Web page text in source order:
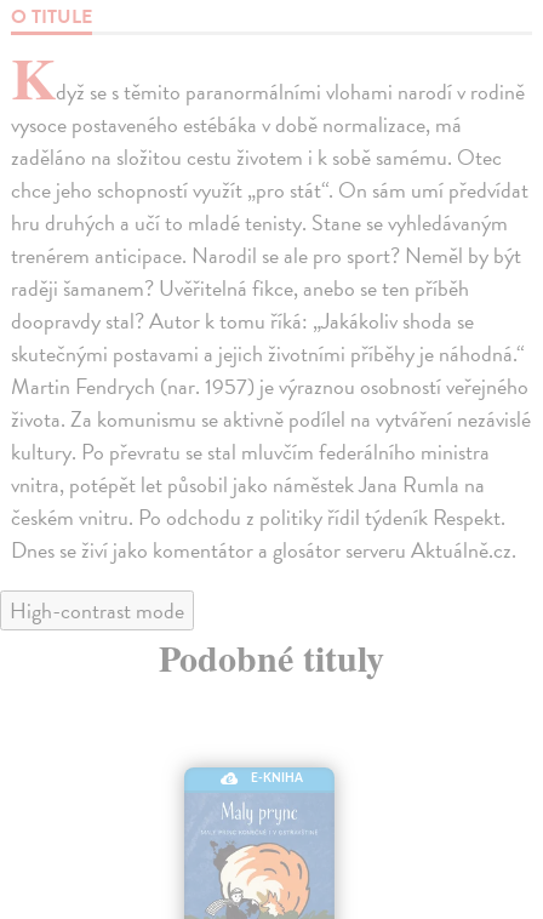
O TITULE
Když se s těmito paranormálními vlohami narodí v rodině
vysoce postaveného estébáka v době normalizace, má
zaděláno na složitou cestu životem i k sobě samému. Otec
chce jeho schopností využít „pro stát“. On sám umí předvídat
hru druhých a učí to mladé tenisty. Stane se vyhledávaným
trenérem anticipace. Narodil se ale pro sport? Neměl by být
raději šamanem? Uvěřitelná fikce, anebo se ten příběh
doopravdy stal? Autor k tomu říká: „Jakákoliv shoda se
skutečnými postavami a jejich životními příběhy je náhodná.“
Martin Fendrych (nar. 1957) je výraznou osobností veřejného
života. Za komunismu se aktivně podílel na vytváření nezávislé
kultury. Po převratu se stal mluvčím federálního ministra
vnitra, potépět let působil jako náměstek Jana Rumla na
českém vnitru. Po odchodu z politiky řídil týdeník Respekt.
Dnes se živí jako komentátor a glosátor serveru Aktuálně.cz.
High-contrast mode
Podobné tituly
E-KNIHA